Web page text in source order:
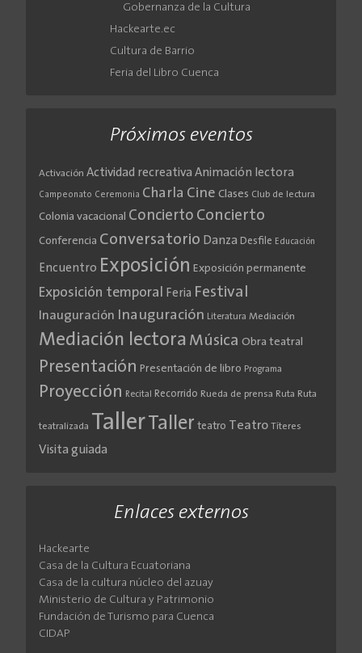
Gobernanza de la Cultura
Hackearte.ec
Cultura de Barrio
Feria del Libro Cuenca
Próximos eventos
Activación Actividad recreativa Animación lectora
Campeonato Ceremonia Charla Cine Clases Club de lectura
Colonia vacacional Concierto Concierto
Conferencia Conversatorio Danza Desfile Educación
Encuentro Exposición Exposición permanente
Exposición temporal Feria Festival
Inauguración Inauguración Literatura Mediación
Mediación lectora Música Obra teatral
Presentación Presentación de libro Programa
Proyección Recital Recorrido Rueda de prensa Ruta Ruta
teatralizada Taller Taller teatro Teatro Títeres
Visita guiada
Enlaces externos
Hackearte
Casa de la Cultura Ecuatoriana
Casa de la cultura núcleo del azuay
Ministerio de Cultura y Patrimonio
Fundación de Turismo para Cuenca
CIDAP